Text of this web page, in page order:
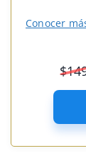
Conocer
$